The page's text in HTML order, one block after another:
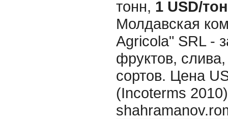
тонн, 1 USD/
Молдавская
Agricola" SRL -
фруктов,
сортов. Цена
(Incoterms